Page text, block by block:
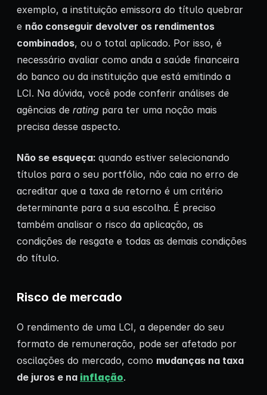
exemplo, a instituição emissora do título quebrar
e não conseguir devolver os rendimentos
combinados, ou o total aplicado. Por isso, é
necessário avaliar como anda a saúde financeira
do banco ou da instituição que está emitindo a
LCI. Na dúvida, você pode conferir análises de
agências de rating para ter uma noção mais
precisa desse aspecto.
Não se esqueça: quando estiver selecionando
títulos para o seu portfólio, não caia no erro de
acreditar que a taxa de retorno é um critério
determinante para a sua escolha. É preciso
também analisar o risco da aplicação, as
condições de resgate e todas as demais condições
do título.
Risco de mercado
O rendimento de uma LCI, a depender do seu
formato de remuneração, pode ser afetado por
oscilações do mercado, como mudanças na taxa
de juros e na inflação.